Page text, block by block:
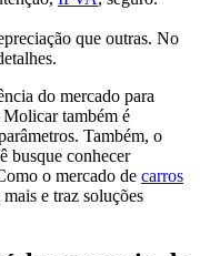
que outras. No
do mercado para
também é
Também, o
busque conhecer
o mercado de carros
e traz soluções